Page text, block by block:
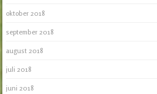
oktober 2018
september 2018
august 2018
juli 2018
juni 2018